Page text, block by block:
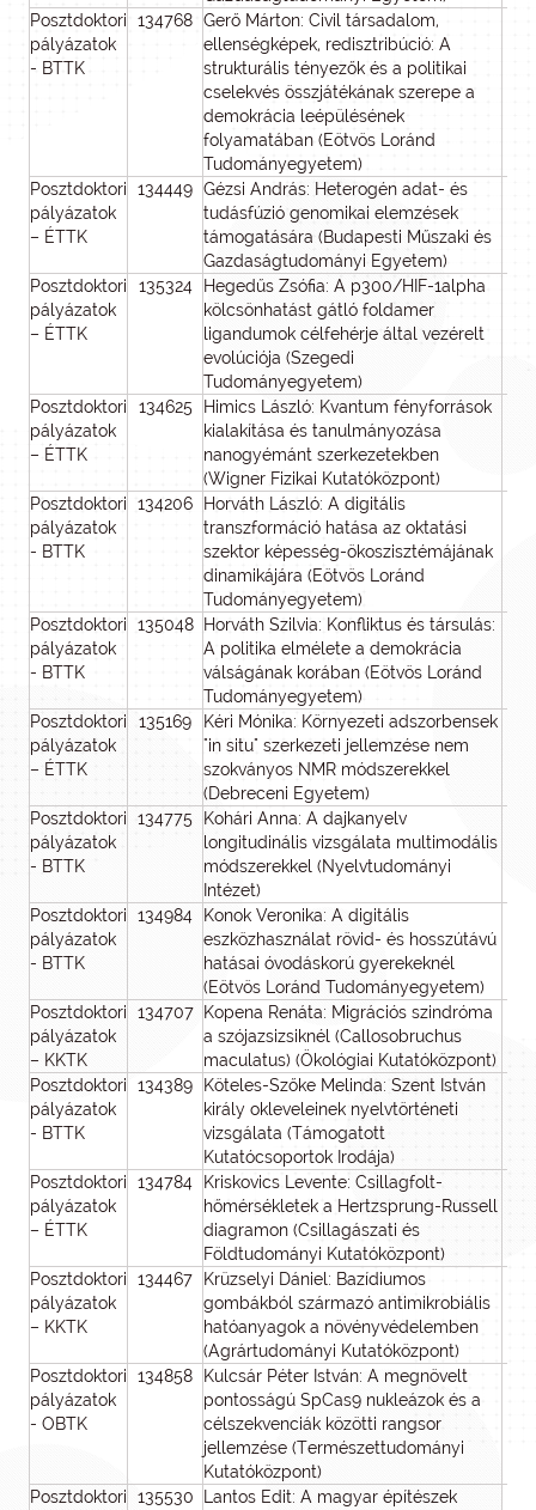
Posztdoktori
pályázatok
- BTTK
134768 Gerő Márton: Civil társadalom,
ellenségképek, redisztribúció: A
strukturális tényezők és a politikai
cselekvés összjátékának szerepe a
demokrácia leépülésének
folyamatában (Eötvös Loránd
Tudományegyetem)
Posztdoktori
pályázatok
– ÉTTK
134449 Gézsi András: Heterogén adat- és
tudásfúzió genomikai elemzések
támogatására (Budapesti Műszaki és
Gazdaságtudományi Egyetem)
Posztdoktori
pályázatok
– ÉTTK
135324
Hegedűs Zsófia: A p300/HIF-1alpha
kölcsönhatást gátló foldamer
ligandumok célfehérje által vezérelt
evolúciója (Szegedi
Tudományegyetem)
Posztdoktori
pályázatok
– ÉTTK
134625
Himics László: Kvantum fényforrások
kialakítása és tanulmányozása
nanogyémánt szerkezetekben
(Wigner Fizikai Kutatóközpont)
Posztdoktori
pályázatok
- BTTK
134206
Horváth László: A digitális
transzformáció hatása az oktatási
szektor képesség-ökoszisztémájának
dinamikájára (Eötvös Loránd
Tudományegyetem)
Posztdoktori
pályázatok
- BTTK
135048
Horváth Szilvia: Konfliktus és társulás:
A politika elmélete a demokrácia
válságának korában (Eötvös Loránd
Tudományegyetem)
Posztdoktori
pályázatok
– ÉTTK
135169
Kéri Mónika: Környezeti adszorbensek
"in situ" szerkezeti jellemzése nem
szokványos NMR módszerekkel
(Debreceni Egyetem)
Posztdoktori
pályázatok
- BTTK
134775
Kohári Anna: A dajkanyelv
longitudinális vizsgálata multimodális
módszerekkel (Nyelvtudományi
Intézet)
Posztdoktori
pályázatok
- BTTK
134984
Konok Veronika: A digitális
eszközhasználat rövid- és hosszútávú
hatásai óvodáskorú gyerekeknél
(Eötvös Loránd Tudományegyetem)
Posztdoktori
pályázatok
– KKTK
134707
Kopena Renáta: Migrációs szindróma
a szójazsizsiknél (Callosobruchus
maculatus) (Ökológiai Kutatóközpont)
Posztdoktori
pályázatok
- BTTK
134389
Köteles-Szőke Melinda: Szent István
király okleveleinek nyelvtörténeti
vizsgálata (Támogatott
Kutatócsoportok Irodája)
Posztdoktori
pályázatok
– ÉTTK
134784
Kriskovics Levente: Csillagfolt-
hőmérsékletek a Hertzsprung-Russell
diagramon (Csillagászati és
Földtudományi Kutatóközpont)
Posztdoktori
pályázatok
– KKTK
134467
Krüzselyi Dániel: Bazídiumos
gombákból származó antimikrobiális
hatóanyagok a növényvédelemben
(Agrártudományi Kutatóközpont)
Posztdoktori
pályázatok
- OBTK
134858
Kulcsár Péter István: A megnövelt
pontosságú SpCas9 nukleázok és a
célszekvenciák közötti rangsor
jellemzése (Természettudományi
Kutatóközpont)
Posztdoktori
135530
Lantos Edit: A magyar építészek